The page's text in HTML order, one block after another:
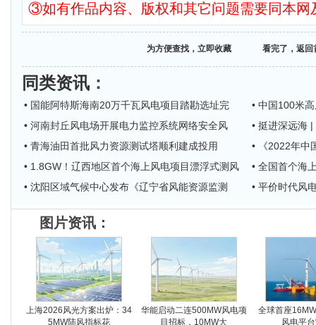
③如有作品内容、版权和其它问题需要同本网
为方便查找，立即收藏 看完了，返回
同类资讯 ：
• 国能阿特斯海南20万千瓦风电项目踏勘选址完
• 中国100米
• 河南封丘风电场开展电力监控系统网络安全风
• 挺进深远海
• 青海油田首批风力资源测试塔顺利建成投用
• 《2022年中
• 1.8GW！辽西地区首个海上风电项目漂浮式测风
• 全国首个海
• 沈阳区域气候中心发布《辽宁省风能资源监测
• 平价时代风
图片资讯：
上海2026风光方案出炉：34
5MW陆风指标花
华能启动二连500MW风电项
目招标，10MW大
全球首座
风电平